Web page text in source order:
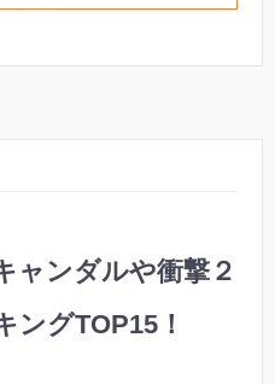
ャンダルや衝撃２
ングTOP15！